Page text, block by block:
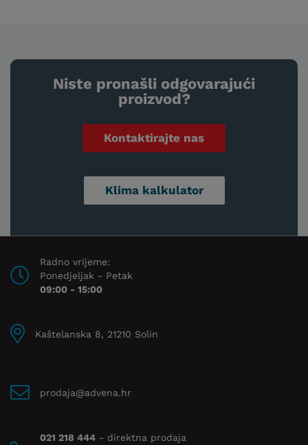
Niste pronašli odgovarajući
proizvod?
Kontaktirajte nas
Klima kalkulator
Radno vrijeme:
Ponedjeljak - Petak
09:00 - 15:00
Kaštelanska 8, 21210 Solin
prodaja@advena.hr
021 218 444 - direktna prodaja